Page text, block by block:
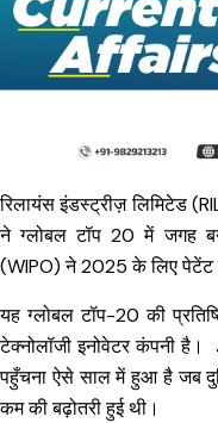
रिलायंस इंडस्ट्रीज़ लिमिटेड
ने ग्लोबल टॉप 20 में जगह
(WIPO) ने 2025 के लिए पेटेंट
यह ग्लोबल टॉप-20 की
टेक्नोलॉजी इनोवेटर कंपनी है।
पहुँचना ऐसे साल में हुआ है जब
कम की बढ़ोतरी हुई थी।